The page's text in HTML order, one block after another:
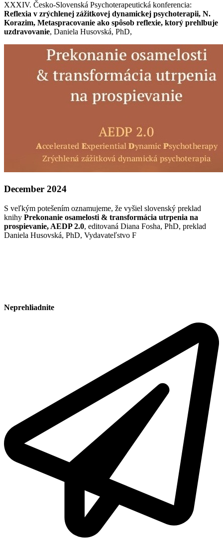
XXXIV. Česko-Slovenská Psychoterapeutická konferencia:
Reflexia v zrýchlenej zážitkovej dynamickej psychoterapii, N.
Korazim, Metaspracovanie ako spôsob reflexie, ktorý prehlbuje
uzdravovanie, Daniela Husovská, PhD,
December 2024
S veľkým potešením oznamujeme, že vyšiel slovenský preklad
knihy Prekonanie osamelosti & transformácia utrpenia na
prospievanie, AEDP 2.0, editovaná Diana Fosha, PhD, preklad
Daniela Husovská, PhD, Vydavateľstvo F
Neprehliadnite